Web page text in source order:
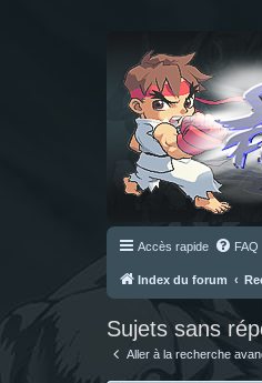
Accès rapide FAQ
Index du forum
Sujets sans
Aller à la recherche